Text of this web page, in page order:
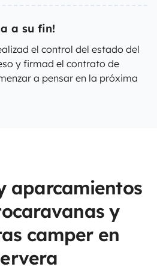
a su fin!
el control del estado del
y firmad el contrato de
a pensar en la próxima
aparcamientos
y
camper en